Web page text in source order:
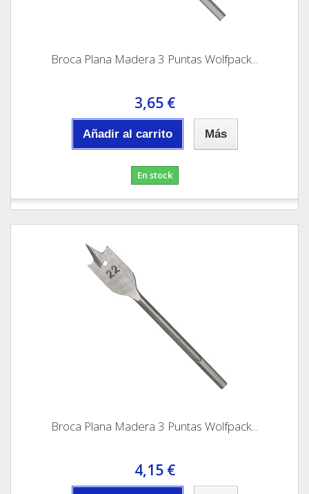
Broca Plana Madera 3 Puntas Wolfpack...
3,65 €
Añadir al carrito Más
En stock
Broca Plana Madera 3 Puntas Wolfpack...
4,15 €